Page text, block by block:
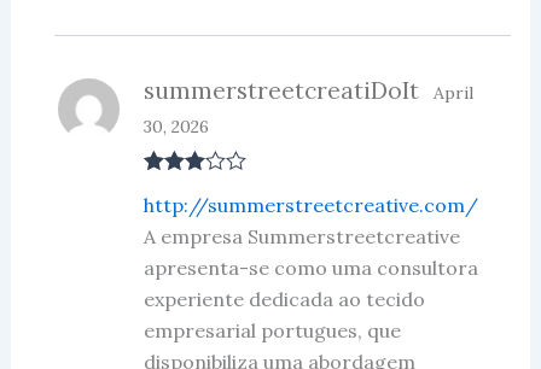
out of 5
summerstreetcreatiDoIt
April
30, 2026
http://summerstreetcreative.com/
A empresa Summerstreetcreative
apresenta-se como uma consultora
experiente dedicada ao tecido
empresarial portugues, que
disponibiliza uma abordagem